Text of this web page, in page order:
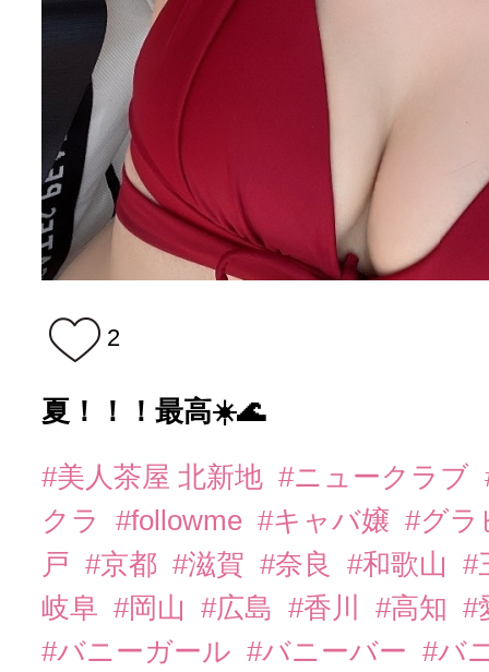
2
夏！！！最高☀️🌊
#美人茶屋 北新地 #ニュークラブ
クラ
#followme #キャバ嬢 #グ
戸 #京都 #滋賀 #奈良 #和歌山
#
岐阜 #岡山 #広島 #香川 #高知 #
#バニーガール #バニーバー #バ